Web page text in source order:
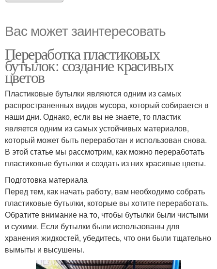
Вас может заинтересовать
Переработка пластиковых
бутылок: создание красивых
цветов
Пластиковые бутылки являются одним из самых
распространенных видов мусора, который собирается в
наши дни. Однако, если вы не знаете, то пластик
является одним из самых устойчивых материалов,
который может быть переработан и использован снова.
В этой статье мы рассмотрим, как можно переработать
пластиковые бутылки и создать из них красивые цветы.
Подготовка материала
Перед тем, как начать работу, вам необходимо собрать
пластиковые бутылки, которые вы хотите переработать.
Обратите внимание на то, чтобы бутылки были чистыми
и сухими. Если бутылки были использованы для
хранения жидкостей, убедитесь, что они были тщательно
вымыты и высушены.